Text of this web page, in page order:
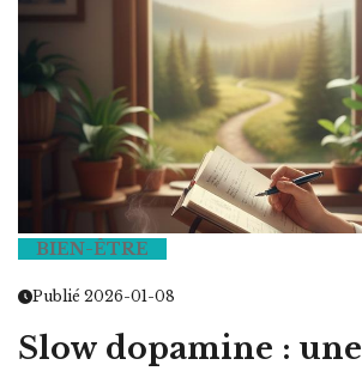
BIEN-ÊTRE
Publié 2026-01-08
Slow dopamine : une